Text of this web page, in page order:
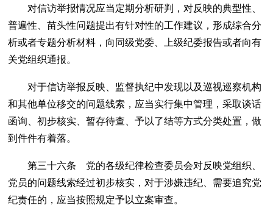
对信访举报情况应当定期分析研判，对反映的典型性、
普遍性、苗头性问题提出有针对性的工作建议，形成综合分
析或者专题分析材料，向同级党委、上级纪委报告或者向有
关党组织通报。
对于信访举报反映、监督执纪中发现以及巡视巡察机构
和其他单位移交的问题线索，应当实行集中管理，采取谈话
函询、初步核实、暂存待查、予以了结等方式分类处置，做
到件件有着落。
第三十六条 党的各级纪律检查委员会对反映党组织、
党员的问题线索经过初步核实，对于涉嫌违纪、需要追究党
纪责任的，应当按照规定予以立案审查。